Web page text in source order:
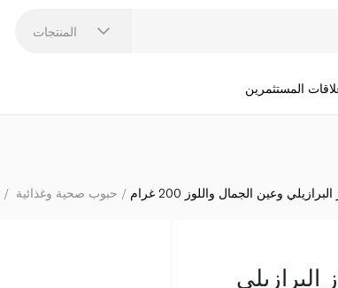
المنتجات
المستثمرين
حبوب صحية وغذائية وعين الجمال واللوز 200 غرام
البرازيلي